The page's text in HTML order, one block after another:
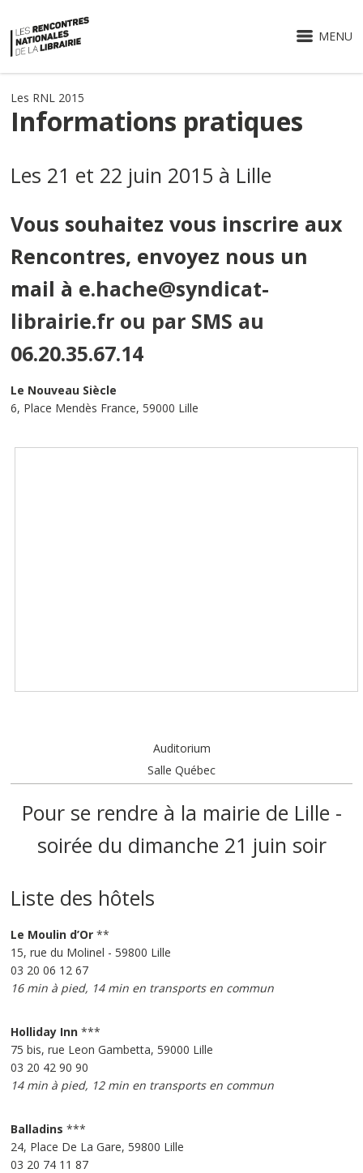
MENU
Les RNL 2015
Informations pratiques
Les 21 et 22 juin 2015 à Lille
Vous souhaitez vous inscrire aux
Rencontres, envoyez nous un
mail à e.hache@syndicat-
librairie.fr ou par SMS au
06.20.35.67.14
Le Nouveau Siècle
6, Place Mendès France, 59000 Lille
Auditorium
Salle Québec
Pour se rendre à la mairie de Lille -
soirée du dimanche 21 juin soir
Liste des hôtels
Le Moulin d’Or **
15, rue du Molinel - 59800 Lille
03 20 06 12 67
16 min à pied, 14 min en transports en commun
Holliday Inn ***
75 bis, rue Leon Gambetta, 59000 Lille
03 20 42 90 90
14 min à pied, 12 min en transports en commun
Balladins ***
24, Place De La Gare, 59800 Lille
03 20 74 11 87